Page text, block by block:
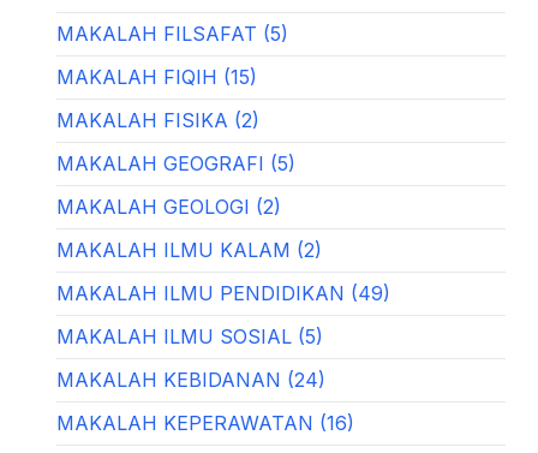
MAKALAH FILSAFAT (5)
MAKALAH FIQIH (15)
MAKALAH FISIKA (2)
MAKALAH GEOGRAFI (5)
MAKALAH GEOLOGI (2)
MAKALAH ILMU KALAM (2)
MAKALAH ILMU PENDIDIKAN (49)
MAKALAH ILMU SOSIAL (5)
MAKALAH KEBIDANAN (24)
MAKALAH KEPERAWATAN (16)